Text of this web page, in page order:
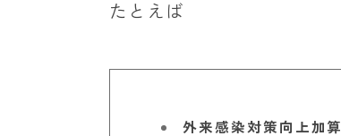
たとえば
外来感染対策向上加算